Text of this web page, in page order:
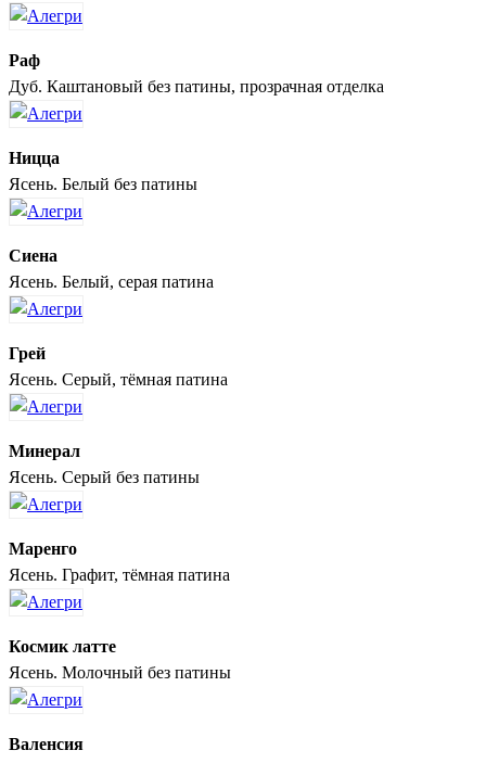
Раф
Дуб. Каштановый без патины, прозрачная отделка
Ницца
Ясень. Белый без патины
Сиена
Ясень. Белый, серая патина
Грей
Ясень. Серый, тёмная патина
Минерал
Ясень. Серый без патины
Маренго
Ясень. Графит, тёмная патина
Космик латте
Ясень. Молочный без патины
Валенсия